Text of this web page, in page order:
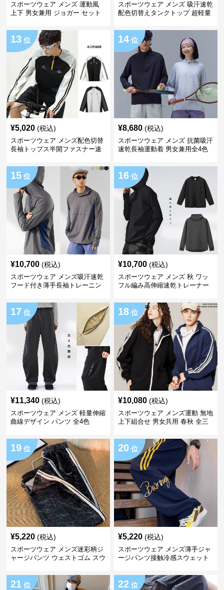
スポーツウェア メンズ 運動風
上下 男女兼用 ジョガー セット
スポーツウェア メンズ 吸汗速乾
配色切替えタンクトップ 超軽量
13 位
¥5,020 (税込)
スポーツウェア メンズ配色切替
長袖トップス半開ファスナー速
14 位
¥8,680 (税込)
スポーツウェア メンズ 抗菌吸汗
速乾長袖運動着 男女兼用全4色
15 位
¥10,700 (税込)
スポーツウェア メンズ吸汗速乾
フード付き薄手長袖トレーニン
16 位
¥10,700 (税込)
スポーツウェア メンズ 秋 ワッ
フル編み高伸縮速乾トレーナー
17 位
¥11,340 (税込)
スポーツウェア メンズ 軽量伸縮
曲線デザイン パンツ 全4色
18 位
¥10,080 (税込)
スポーツウェア メンズ運動 無地
上下組合せ 男女共用 春秋 全三
19 位
¥5,220 (税込)
スポーツウェア メンズ迷彩柄ジ
ャージパンツ ウェストゴム スウ
20 位
¥5,220 (税込)
スポーツウェア メンズ薄手ジャ
ージパンツ接触冷感スウェット
21 位 22 位